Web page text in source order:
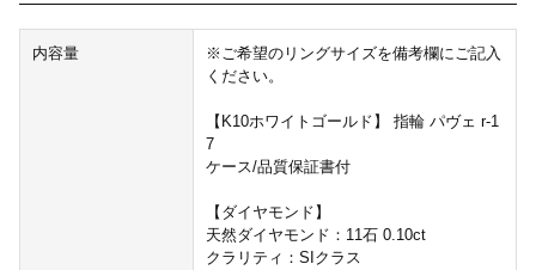
内容量
※ご希望のリングサイズを備考欄にご記入
ください。
【K10ホワイトゴールド】 指輪 パヴェ r-1
7
ケース/品質保証書付
【ダイヤモンド】
天然ダイヤモンド：11石 0.10ct
クラリティ：SIクラス